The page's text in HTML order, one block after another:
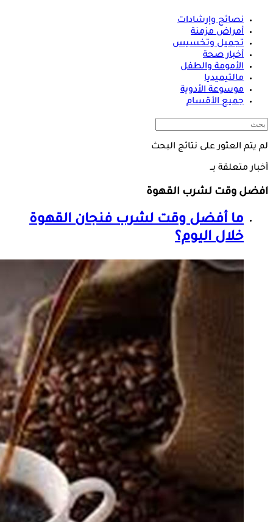
نصائح وإرشادات
أمراض مزمنة
تجميل وتخسيس
أخبار صحة
الأمومة والطفل
مالتيميديا
موسوعة الأدوية
جميع الأقسام
لم يتم العثور على نتائج البحث
أخبار متعلقة بــ
افضل وقت لشرب القهوة
ما أفضل وقت لشرب فنجان القهوة
خلال اليوم؟